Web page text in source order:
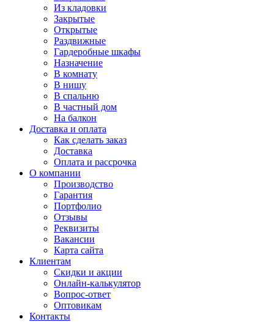
Из кладовки
Закрытые
Открытые
Раздвижные
Гардеробные шкафы
Назначение
В комнату
В нишу
В спальню
В частный дом
На балкон
Доставка и оплата
Как сделать заказ
Доставка
Оплата и рассрочка
О компании
Производство
Гарантия
Портфолио
Отзывы
Реквизиты
Вакансии
Карта сайта
Клиентам
Скидки и акции
Онлайн-калькулятор
Вопрос-ответ
Оптовикам
Контакты